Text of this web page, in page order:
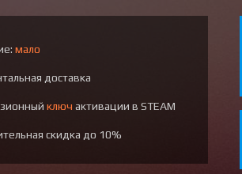
мало
доставка
ключ активации в STEAM
скидка до 10%